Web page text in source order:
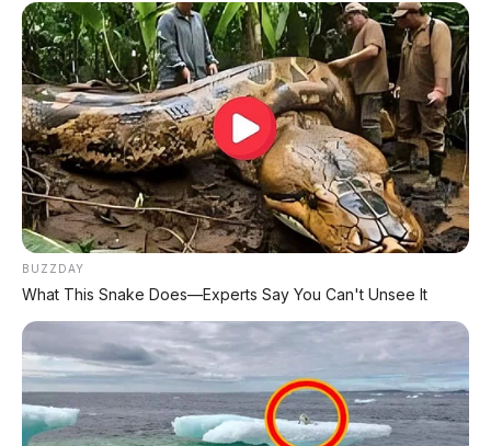
Wanita: Tiara Alincia Fitri,
Masinis Pertama MRT
Tidak ada komentar:
Posting Komentar
BUZZDAY
What This Snake Does—Experts Say You Can't Unsee It